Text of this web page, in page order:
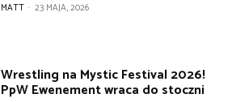
MATT - 23 MAJA, 2026
Wrestling na Mystic Festival 2026!
PpW Ewenement wraca do stoczni